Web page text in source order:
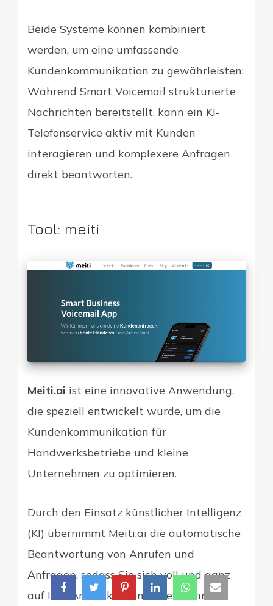
Beide Systeme können kombiniert
werden, um eine umfassende
Kundenkommunikation zu gewährleisten:
Während Smart Voicemail strukturierte
Nachrichten bereitstellt, kann ein KI-
Telefonservice aktiv mit Kunden
interagieren und komplexere Anfragen
direkt beantworten.
Tool: meiti
Meiti.ai ist eine innovative Anwendung,
die speziell entwickelt wurde, um die
Kundenkommunikation für
Handwerksbetriebe und kleine
Unternehmen zu optimieren.
Durch den Einsatz künstlicher Intelligenz
(KI) übernimmt Meiti.ai die automatische
Beantwortung von Anrufen und
Anfragen, sodass Sie sich voll und ganz
auf Ihre Arbeit konzentrieren können.